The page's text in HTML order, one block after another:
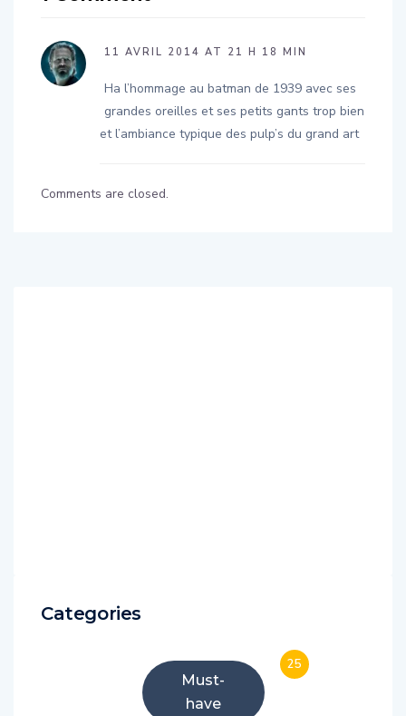
11 AVRIL 2014 AT 21 H 18 MIN
Ha l’hommage au batman de 1939 avec ses
grandes oreilles et ses petits gants trop bien
et l’ambiance typique des pulp’s du grand art
Comments are closed.
Categories
Must-
have
25